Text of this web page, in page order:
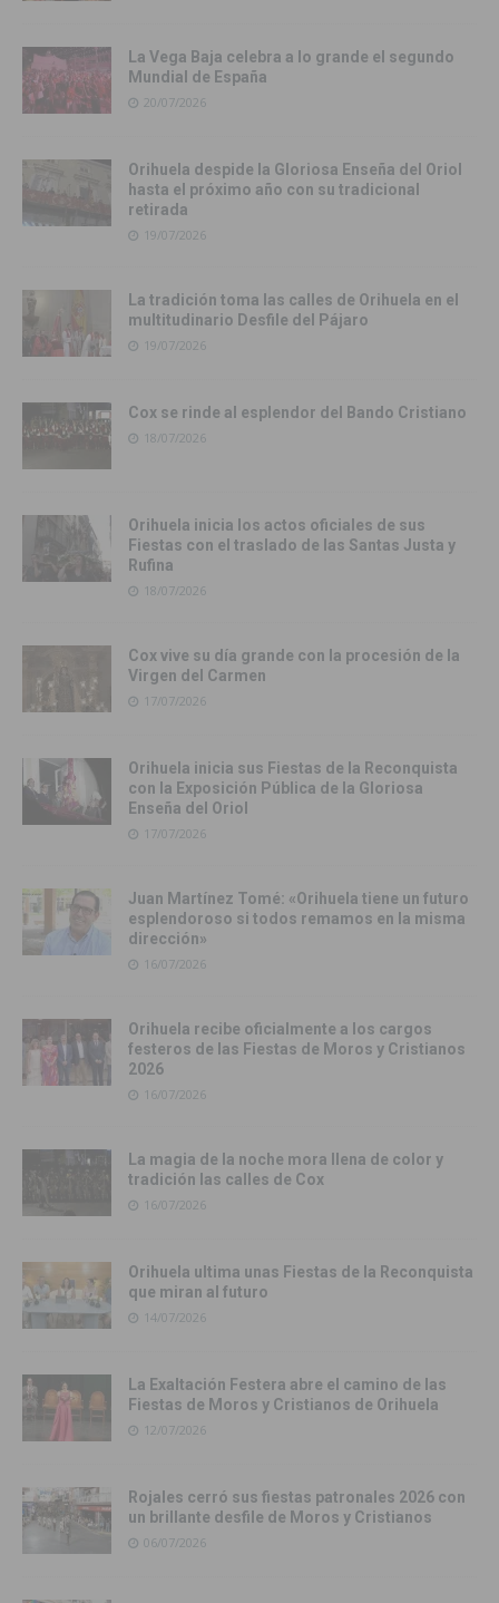
La Vega Baja celebra a lo grande el segundo
Mundial de España
20/07/2026
Orihuela despide la Gloriosa Enseña del Oriol
hasta el próximo año con su tradicional
retirada
19/07/2026
La tradición toma las calles de Orihuela en el
multitudinario Desfile del Pájaro
19/07/2026
Cox se rinde al esplendor del Bando Cristiano
18/07/2026
Orihuela inicia los actos oficiales de sus
Fiestas con el traslado de las Santas Justa y
Rufina
18/07/2026
Cox vive su día grande con la procesión de la
Virgen del Carmen
17/07/2026
Orihuela inicia sus Fiestas de la Reconquista
con la Exposición Pública de la Gloriosa
Enseña del Oriol
17/07/2026
Juan Martínez Tomé: «Orihuela tiene un futuro
esplendoroso si todos remamos en la misma
dirección»
16/07/2026
Orihuela recibe oficialmente a los cargos
festeros de las Fiestas de Moros y Cristianos
2026
16/07/2026
La magia de la noche mora llena de color y
tradición las calles de Cox
16/07/2026
Orihuela ultima unas Fiestas de la Reconquista
que miran al futuro
14/07/2026
La Exaltación Festera abre el camino de las
Fiestas de Moros y Cristianos de Orihuela
12/07/2026
Rojales cerró sus fiestas patronales 2026 con
un brillante desfile de Moros y Cristianos
06/07/2026